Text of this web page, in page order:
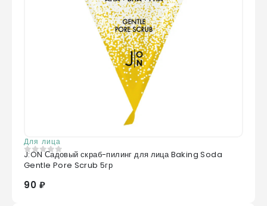
Для лица
0из 5
J:ON Садовый скраб-пилинг для лица Baking Soda
Gentle Pore Scrub 5гр
90 ₽